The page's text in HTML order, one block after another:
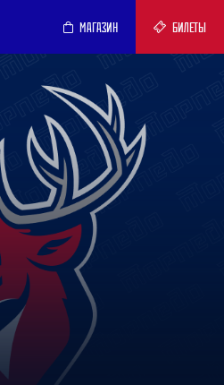
МАГАЗИН БИЛЕТЫ